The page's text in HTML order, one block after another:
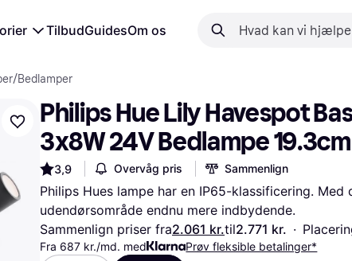
TilbudGuidesOm os
/Bedlamper
Philips Hue Lily Havespot
3x8W 24V Bedlampe 19.3cm
3,9 Overvåg pris Sammenlign
Philips Hues lampe har en IP65-klassificering. Med
udendørsområde endnu mere indbydende.
Sammenlign priser fra2.061 kr.til2.771 kr. ·
Fra 687 kr./md. med
Prøv fleksible betalinger*